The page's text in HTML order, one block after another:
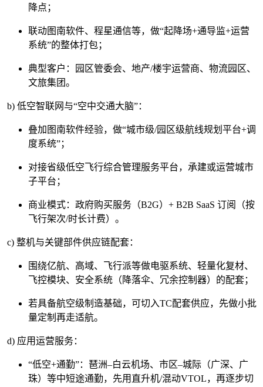
降点；
联动图南软件、程星通信等，做“起降场+通导监+运营
系统”的整体打包；
典型客户：园区管委会、地产/楼宇运营商、物流园区、
文旅集团。
b) 低空智联网与“空中交通大脑”：
叠加图南软件经验，做“城市级/园区级航线规划平台+调
度系统”；
对接省级低空飞行综合管理服务平台，承建或运营城市
子平台；
商业模式：政府购买服务（B2G）+ B2B SaaS 订阅（按
飞行架次/时长计费）。
c) 整机与关键部件供应链配套：
围绕亿航、高域、飞行派等做电驱系统、轻量化复材、
飞控模块、安全系统（降落伞、冗余控制器）的配套；
若具备航空级制造基础，可切入TC配套供应，先做小批
量定制再走适航。
d) 应用运营服务：
“低空+通勤”：琶洲–白云机场、市区–城际（广深、广
珠）等中短途通勤，先用直升机/混动VTOL，再逐步切